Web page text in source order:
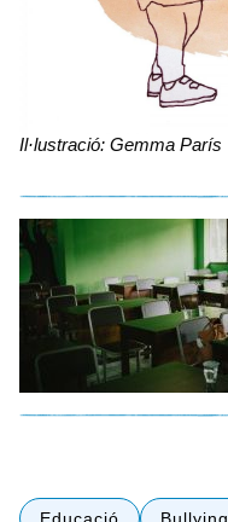
Il·lustració: Gemma París
Educació Bullying